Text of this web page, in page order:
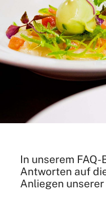
In unserem
Antworten auf
Anliegen unserer